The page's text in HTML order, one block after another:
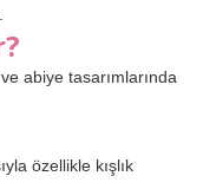
abiye tasarımlarında
özellikle kışlık